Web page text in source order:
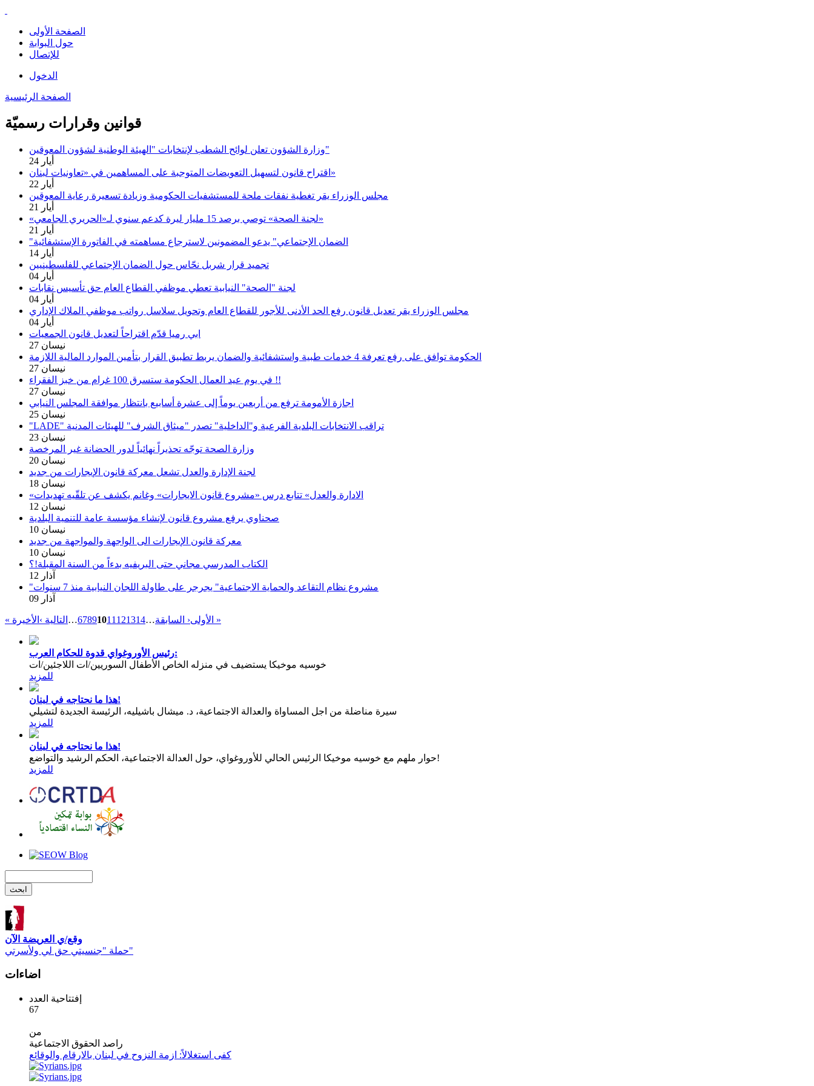
الصفحة الأولى
حول البوابة
للإتصال
الدخول
الصفحة الرئيسية
قوانين وقرارات رسميّة
وزارة الشؤون تعلن لوائح الشطب لإنتخابات "الهيئة الوطنية لشؤون المعوقين"
24 أيار
اقتراح قانون لتسهيل التعويضات المتوجبة على المساهمين في «تعاونيات لبنان»
22 أيار
مجلس الوزراء يقر تغطية نفقات ملحة للمستشفيات الحكومية وزيادة تسعيرة رعاية المعوقين
21 أيار
«لجنة الصحة» توصي برصد 15 مليار ليرة كدعم سنوي لـ«الحريري الجامعي»
21 أيار
"الضمان الإجتماعي" يدعو المضمونين لاسترجاع مساهمته في الفاتورة الإستشفائية
14 أيار
تجميد قرار شربل نحّاس حول الضمان الإجتماعي للفلسطينيين
04 أيار
لجنة "الصحة" النيابية تعطي موظفي القطاع العام حق تأسيس نقابات
04 أيار
مجلس الوزراء يقر تعديل قانون رفع الحد الأدنى للأجور للقطاع العام وتحويل سلاسل رواتب موظفي الملاك الإداري
04 أيار
ابي رميا قدّم اقتراحاً لتعديل قانون الجمعيات
27 نيسان
الحكومة توافق على رفع تعرفة 4 خدمات طبية واستشفائية والضمان يربط تطبيق القرار بتأمين الموارد المالية اللازمة
27 نيسان
في يوم عيد العمال الحكومة ستسرق 100 غرام من خبز الفقراء !!
27 نيسان
اجازة الأمومة ترفع من أربعين يوماً إلى عشرة أسابيع بانتظار موافقة المجلس النيابي
25 نيسان
"LADE" تراقب الانتخابات البلدية الفرعية و"الداخلية" تصدر "ميثاق الشرف" للهيئات المدنية
23 نيسان
وزارة الصحة توجّه تحذيراً نهائياً لدور الحضانة غير المرخصة
20 نيسان
لجنة الإدارة والعدل تشعل معركة قانون الإيجارات من جديد
18 نيسان
«الادارة والعدل» تتابع درس «مشروع قانون الايجارات» وغانم يكشف عن تلقّيه تهديدات
12 نيسان
صحناوي يرفع مشروع قانون لإنشاء مؤسسة عامة للتنمية البلدية
10 نيسان
معركة قانون الإيجارات الى الواجهة والمواجهة من جديد
10 نيسان
الكتاب المدرسي مجاني حتى البريفيه بدءاً من السنة المقبلة!؟
12 آذار
"مشروع نظام التقاعد والحماية الاجتماعية" يجرجر على طاولة اللجان النيابية منذ 7 سنوات
09 آذار
« الأولى‹ السابقة…
67891011 121314
… التالية › الأخيرة »
رئيس الأوروغواي قدوة للحكام العرب:
خوسيه موخيكا يستضيف في منزله الخاص الأطفال السوريين/ات اللاجئين/ات
للمزيد
هذا ما نحتاجه في لبنان!
سيرة مناضلة من اجل المساواة والعدالة الاجتماعية، د. ميشال باشيليه، الرئيسة الجديدة لتشيلي
للمزيد
هذا ما نحتاجه في لبنان!
حوار ملهم مع خوسيه موخيكا الرئيس الحالي للأوروغواي، حول العدالة الاجتماعية، الحكم الرشيد والتواضع!
للمزيد
وقع/ي العريضة الآن
حملة "جنسيتي حق لي ولأسرتي"
اضاءات
إفتتاحية العدد
67
من
راصد الحقوق الاجتماعية
كفى استغلالاً: ازمة النزوح في لبنان بالارقام والوقائع